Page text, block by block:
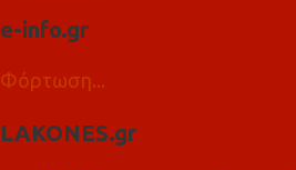
e-info.gr
Φόρτωση...
LAKONES.gr